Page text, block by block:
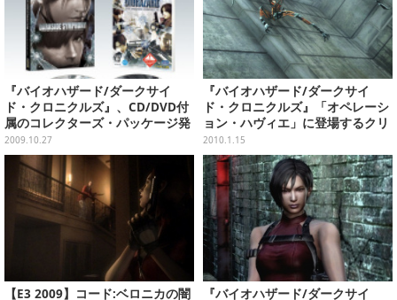
『バイオハザード/ダークサイ
ド・クロニクルズ』、CD/DVD付
属のコレクターズ・パッケージ発
売決定！
2009.10.27
『バイオハザード/ダークサイ
ド・クロニクルズ』「オペレーシ
ョン・ハヴィエ」に登場するクリ
ーチャーを紹介
2010.1.15
【E3 2009】コード:ベロニカの闇 『バイオハザード/ダークサイ